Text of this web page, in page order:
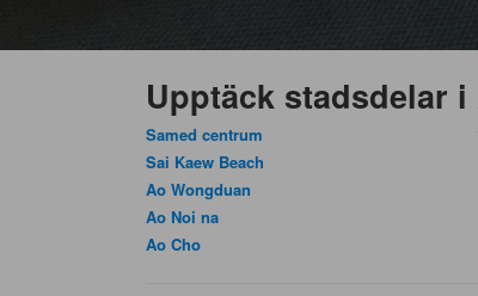
Upptäck stadsdelar i
Samed centrum
Sai Kaew Beach
Ao Wongduan
Ao Noi na
Ao Cho